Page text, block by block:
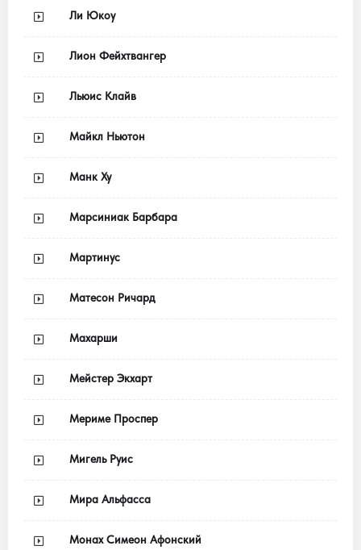
Ли Юкоу
Лион Фейхтвангер
Льюис Клайв
Майкл Ньютон
Манк Ху
Марсиниак Барбара
Мартинус
Матесон Ричард
Махарши
Мейстер Экхарт
Мериме Проспер
Мигель Руис
Мира Альфасса
Монах Симеон Афонский